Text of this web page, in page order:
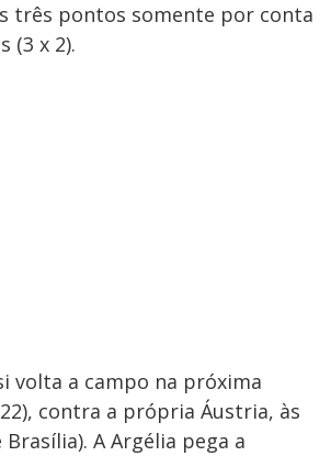
três pontos somente por conta
(3 x 2).
volta a campo na próxima
contra a própria Áustria, às
A Argélia pega a